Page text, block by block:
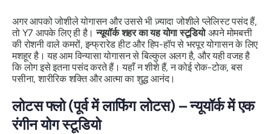
अगर आपको जोशीले योगासन और उससे भी ज़्यादा जोशीले प्लेलिस्ट पसंद हैं,
तो Y7 आपके लिए ही है।न्यूयॉर्क शहर का यह योगा स्टूडियोअपने मोमबत्ती
की रोशनी वाले कमरों, इन्फ्रारेड हीट और हिप-हॉप से ​​भरपूर योगासन के लिए
मशहूर है। यह आम विन्यासा योगासन से बिल्कुल अलग है, और यही वजह है
कि लोग इसे इतना पसंद करते हैं। यहाँ न शीशे हैं, न कोई रोक-टोक, बस
पसीना, शारीरिक शक्ति और आत्मा का शुद्ध आनंद।
लोटस फ्लो (पूर्व में लाफिंग लोटस) – न्यूयॉर्क में एक
रंगीन योग स्टूडियो